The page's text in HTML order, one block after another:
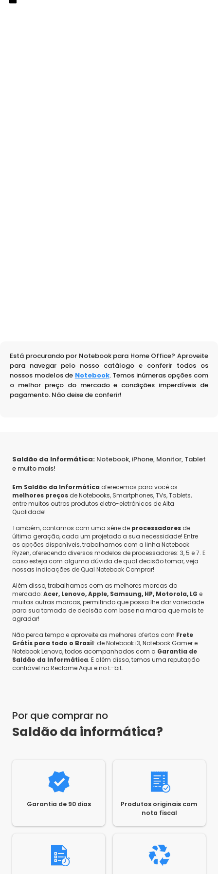
Está procurando por Notebook para Home Office? Aproveite
para navegar pelo nosso catálogo e conferir todos os
nossos modelos de Notebook. Temos inúmeras opções com
o melhor preço do mercado e condições imperdíveis de
pagamento. Não deixe de conferir!
Saldão da Informática: Notebook, iPhone, Monitor, Tablet
e muito mais!
Em Saldão da Informática oferecemos para você os
melhores preços de Notebooks, Smartphones, TVs, Tablets,
entre muitos outros produtos eletro-eletrônicos de Alta
Qualidade!
Também, contamos com uma série de processadores de
última geração, cada um projetado a sua necessidade! Entre
as opções disponíveis, trabalhamos com a linha Notebook
Ryzen, oferecendo diversos modelos de processadores: 3, 5 e 7. E
caso esteja com alguma dúvida de qual decisão tomar, veja
nossas indicações de Qual Notebook Comprar!
Além disso, trabalhamos com as melhores marcas do
mercado: Acer, Lenovo, Apple, Samsung, HP, Motorola, LG e
muitas outras marcas, permitindo que possa lhe dar variedade
para sua tomada de decisão com base na marca que mais te
agradar!
Não perca tempo e aproveite as melhores ofertas com Frete
Grátis para todo o Brasil: de Notebook i3, Notebook Gamer e
Notebook Lenovo, todos acompanhados com a Garantia de
Saldão da Informática. E além disso, temos uma reputação
confiável no Reclame Aqui e no E-bit.
Por que comprar no
Saldão da informática?
Garantia de 90 dias
Produtos originais com
nota fiscal